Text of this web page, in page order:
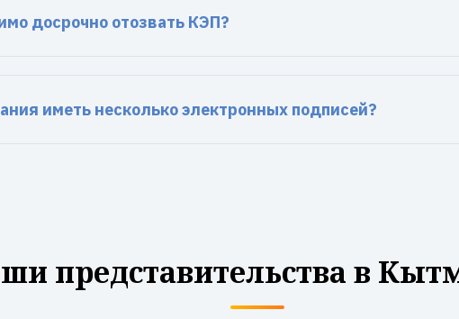
досрочно отозвать КЭП?
иметь несколько электронных подписей?
представительства в